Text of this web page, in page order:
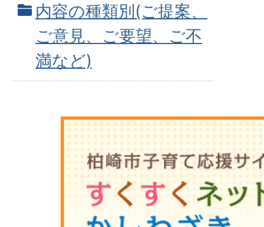
内容の種類別(ご提案、
ご意見、ご要望、ご不
満など)